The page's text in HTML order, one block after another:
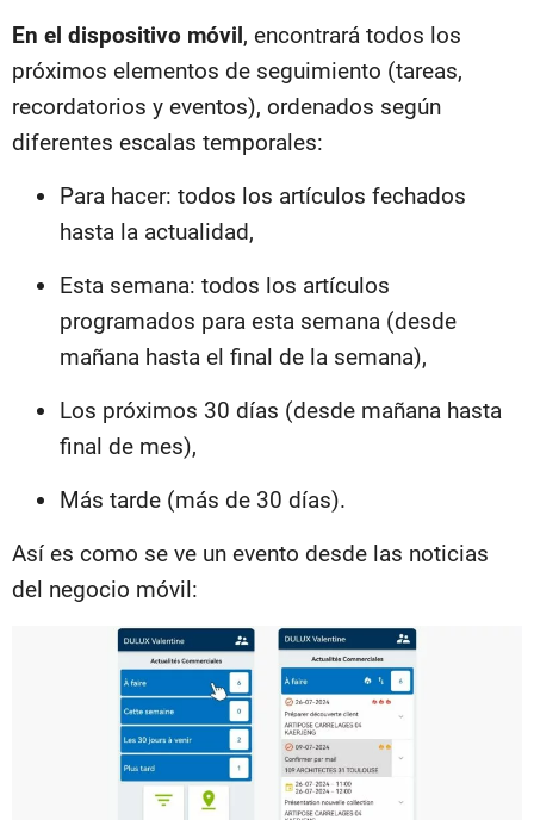
En el dispositivo móvil, encontrará todos los
próximos elementos de seguimiento (tareas,
recordatorios y eventos), ordenados según
diferentes escalas temporales:
Para hacer: todos los artículos fechados
hasta la actualidad,
Esta semana: todos los artículos
programados para esta semana (desde
mañana hasta el final de la semana),
Los próximos 30 días (desde mañana hasta
final de mes),
Más tarde (más de 30 días).
Así es como se ve un evento desde las noticias
del negocio móvil: